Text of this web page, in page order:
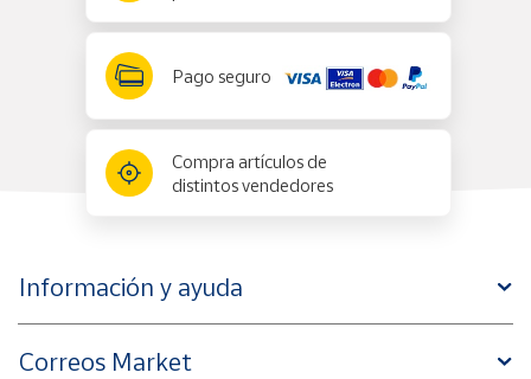
Pago seguro
Compra artículos de
distintos vendedores
Información y ayuda
Correos Market